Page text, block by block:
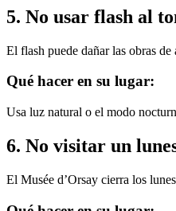
5. No usar flash al
El flash puede dañar las obras
Qué hacer en su lugar:
Usa luz natural o el modo
6. No visitar un
El Musée d’Orsay cierra los